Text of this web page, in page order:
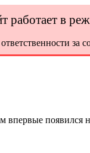
работает в
впервые появился